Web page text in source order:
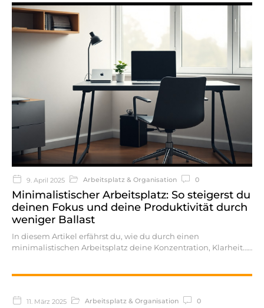
9. April 2025 Arbeitsplatz & Organisation 0
Minimalistischer Arbeitsplatz: So steigerst du
deinen Fokus und deine Produktivität durch
weniger Ballast
In diesem Artikel erfährst du, wie du durch einen
minimalistischen Arbeitsplatz deine Konzentration, Klarheit…
11. März 2025 Arbeitsplatz & Organisation 0